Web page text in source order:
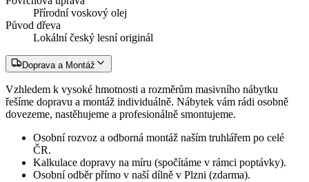
Přírodní voskový olej
Původ dřeva
Lokální český lesní originál
Doprava a Montáž
Vzhledem k vysoké hmotnosti a rozměrům masivního nábytku
řešíme dopravu a montáž individuálně. Nábytek vám rádi osobně
dovezeme, nastěhujeme a profesionálně smontujeme.
Osobní rozvoz a odborná montáž naším truhlářem po celé
ČR.
Kalkulace dopravy na míru (spočítáme v rámci poptávky).
Osobní odběr přímo v naší dílně v Plzni (zdarma).